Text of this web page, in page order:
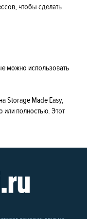
чтобы сделать
можно использовать
Storage Made Easy,
или полностью. Этот